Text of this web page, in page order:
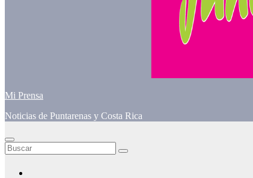
Mi Prensa
Noticias de Puntarenas y Costa Rica